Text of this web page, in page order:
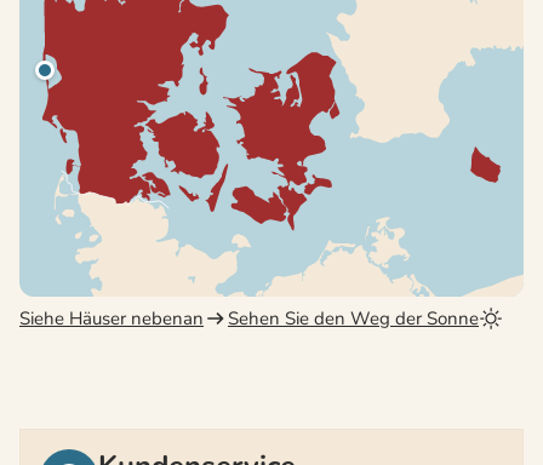
Siehe Häuser nebenan Sehen Sie den Weg der Sonne